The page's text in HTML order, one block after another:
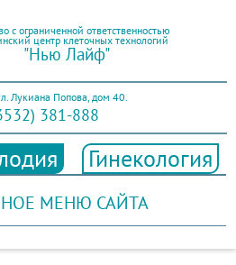
с ограниченной ответственностью
центр клеточных технологий
"Нью Лайф"
Лукиана Попова, дом 40.
381-888
Гинекология
МЕНЮ САЙТА